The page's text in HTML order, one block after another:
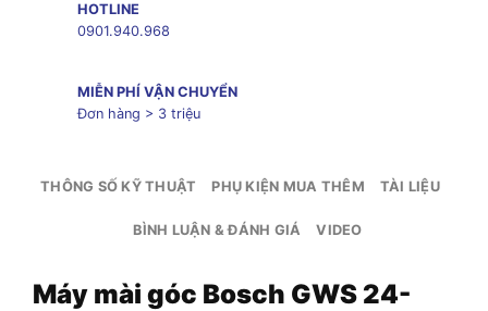
HOTLINE
0901.940.968
MIỄN PHÍ VẬN CHUYỂN
Đơn hàng > 3 triệu
THÔNG SỐ KỸ THUẬT PHỤ KIỆN MUA THÊM TÀI LIỆU
BÌNH LUẬN & ĐÁNH GIÁ VIDEO
Máy mài góc Bosch GWS 24-